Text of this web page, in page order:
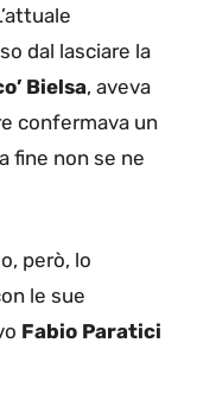
dal lasciare la
Bielsa, aveva
confermava un
fine non se ne
però, lo
le sue
Fabio Paratici